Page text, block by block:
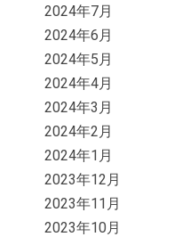
2024年7月
2024年6月
2024年5月
2024年4月
2024年3月
2024年2月
2024年1月
2023年12月
2023年11月
2023年10月